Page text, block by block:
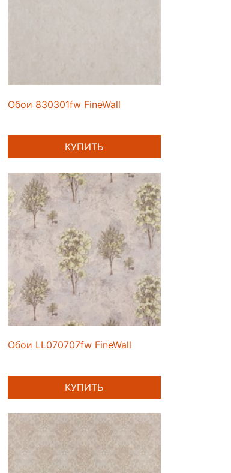
Обои 830301fw FineWall
КУПИТЬ
Обои LL070707fw FineWall
КУПИТЬ